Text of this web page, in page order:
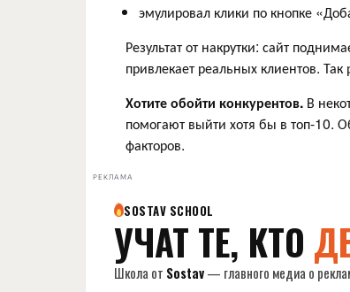
эмулировал клики по кнопке
Результат от накрутки: сайт
привлекает реальных клиентов. Так
Хотите обойти конкурентов. В
помогают выйти хотя бы в топ-10.
факторов.
РЕКЛАМА